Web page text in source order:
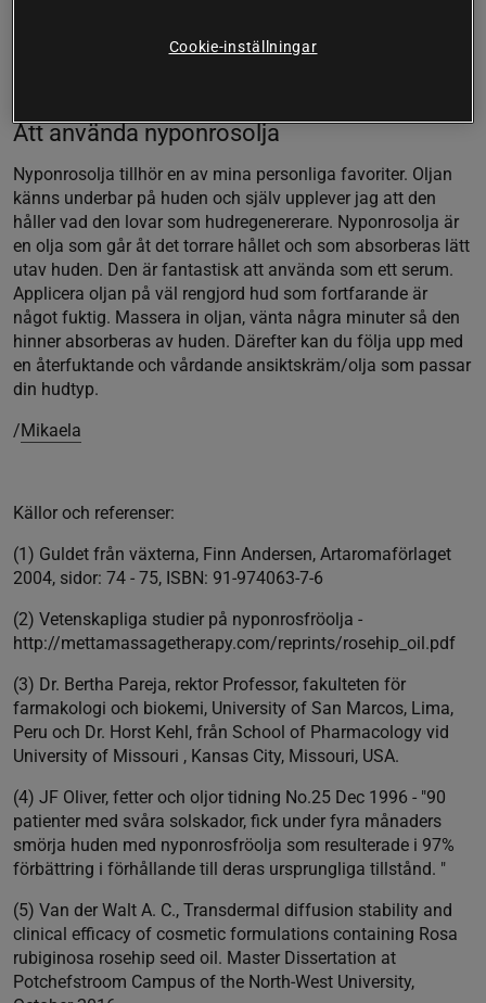
visar att nyponrosolja ökar fukten och elasticiteten i huden
Att använda nyponrosolja
Nyponrosolja tillhör en av mina personliga favoriter. Oljan
känns underbar på huden och själv upplever jag att den
håller vad den lovar som hudregenererare. Nyponrosolja är
en olja som går åt det torrare hållet och som absorberas lätt
utav huden. Den är fantastisk att använda som ett serum.
Applicera oljan på väl rengjord hud som fortfarande är
något fuktig. Massera in oljan, vänta några minuter så den
hinner absorberas av huden. Därefter kan du följa upp med
en återfuktande och vårdande ansiktskräm/olja som passar
din hudtyp.
/Mikaela
Källor och referenser:
(1) Guldet från växterna, Finn Andersen, Artaromaförlaget
2004, sidor: 74 - 75, ISBN: 91-974063-7-6
(2) Vetenskapliga studier på nyponrosfröolja -
http://mettamassagetherapy.com/reprints/rosehip_oil.pdf
(3) Dr. Bertha Pareja, rektor Professor, fakulteten för
farmakologi och biokemi, University of San Marcos, Lima,
Peru och Dr. Horst Kehl, från School of Pharmacology vid
University of Missouri , Kansas City, Missouri, USA.
(4) JF Oliver, fetter och oljor tidning No.25 Dec 1996 - "90
patienter med svåra solskador, fick under fyra månaders
smörja huden med nyponrosfröolja som resulterade i 97%
förbättring i förhållande till deras ursprungliga tillstånd. "
(5) Van der Walt A. C., Transdermal diffusion stability and
clinical efficacy of cosmetic formulations containing Rosa
rubiginosa rosehip seed oil. Master Dissertation at
Potchefstroom Campus of the North-West University,
Cookie-inställningar